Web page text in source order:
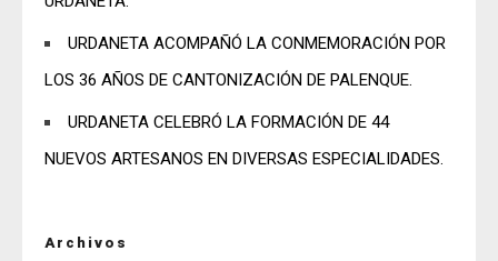
URDANETA ACOMPAÑÓ LA CONMEMORACIÓN POR
LOS 36 AÑOS DE CANTONIZACIÓN DE PALENQUE.
URDANETA CELEBRÓ LA FORMACIÓN DE 44
NUEVOS ARTESANOS EN DIVERSAS ESPECIALIDADES.
Archivos